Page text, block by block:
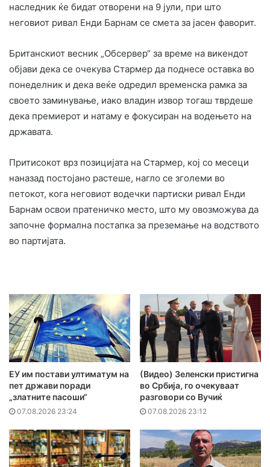
наследник ќе бидат отворени на 9 јули, при што
неговиот ривал Енди Барнам се смета за јасен фаворит.
Британскиот весник „Обсервер“ за време на викендот
објави дека се очекува Стармер да поднесе оставка во
понеделник и дека веќе одредил временска рамка за
своето заминување, иако владин извор тогаш тврдеше
дека премиерот и натаму е фокусиран на водењето на
државата.
Притисокот врз позицијата на Стармер, кој со месеци
наназад постојано растеше, нагло се зголеми во
петокот, кога неговиот водечки партиски ривал Енди
Барнам освои пратеничко место, што му овозможува да
започне формална постапка за преземање на водството
во партијата.
ЕУ им постави ултиматум на
пет држави поради
„златните пасоши“
07.08.2026 23:24
(Видео) Зеленски пристигна
во Србија, го очекуваат
разговори со Вучиќ
07.08.2026 23:12